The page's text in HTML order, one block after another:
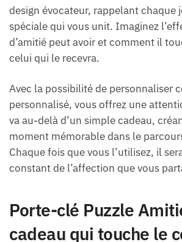
design évocateur, rappelant chaque
spéciale qui vous unit. Imaginez
d’amitié peut avoir et comment il
celui qui le recevra.
Avec la possibilité de personnaliser
personnalisé, vous offrez une
va au-delà d’un simple cadeau,
moment mémorable dans le
Chaque fois que vous l’utilisez, il
constant de l’affection que vous
Porte-clé Puzzle
cadeau qui touche le